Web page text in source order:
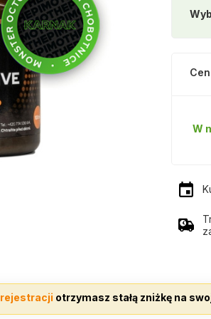
W
rejestracji otrzymasz stałą zniżkę na